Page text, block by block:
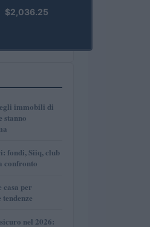
$2,036.25
immobili di
stanno
fondi, Siiq, club
confronto
casa per
nel 2026: